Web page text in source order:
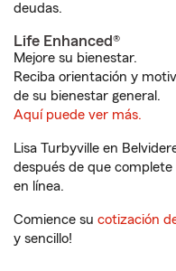
deudas.
Life Enhanced®
Mejore su bienestar.
Reciba orientación y
de su bienestar general.
Aquí puede ver más.
Lisa Turbyville en
después de que
en línea.
Comience su cotización
y sencillo!